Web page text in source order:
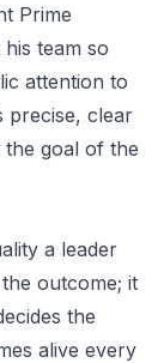
Prime
team so
attention to
precise, clear
the goal of the
a leader
outcome; it
the
alive every